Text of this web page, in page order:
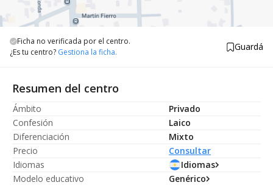
Ficha no verificada por el centro.
¿Es tu centro? Gestiona la ficha. Guardá
Resumen del centro
Ámbito
Privado
Confesión
Laico
Diferenciación
Mixto
Precio
Consultar
Idiomas
Idiomas
Modelo educativo
Genérico